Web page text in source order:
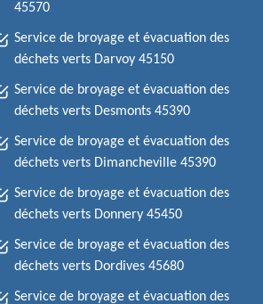
45570
Service de broyage et évacuation des
déchets verts Darvoy 45150
Service de broyage et évacuation des
déchets verts Desmonts 45390
Service de broyage et évacuation des
déchets verts Dimancheville 45390
Service de broyage et évacuation des
déchets verts Donnery 45450
Service de broyage et évacuation des
déchets verts Dordives 45680
Service de broyage et évacuation des